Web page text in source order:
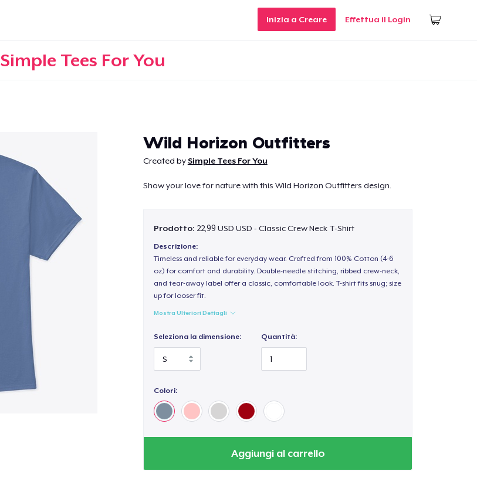
Inizia a Creare Effettua il Login
Simple Tees For You
Wild Horizon Outfitters
Created bySimple Tees For You
Show your love for nature with this Wild Horizon Outfitters design.
Prodotto: 22,99 USD USD - Classic Crew Neck T-Shirt
Descrizione:
Timeless and reliable for everyday wear. Crafted from 100% Cotton (4-6
oz) for comfort and durability. Double-needle stitching, ribbed crew-neck,
and tear-away label offer a classic, comfortable look. T-shirt fits snug; size
up for looser fit.
Mostra Ulteriori Dettagli
Seleziona la dimensione: Quantità:
Colori:
Aggiungi al carrello